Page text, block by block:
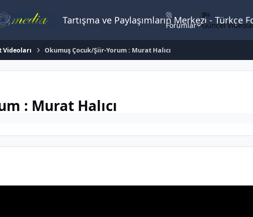
Tartışma ve Paylaşımların Merkezi -
Forumlar Güncel
Videoları Okumuş Çocuk/Şiir-Yorum : Murat Halıcı
: Murat Halıcı